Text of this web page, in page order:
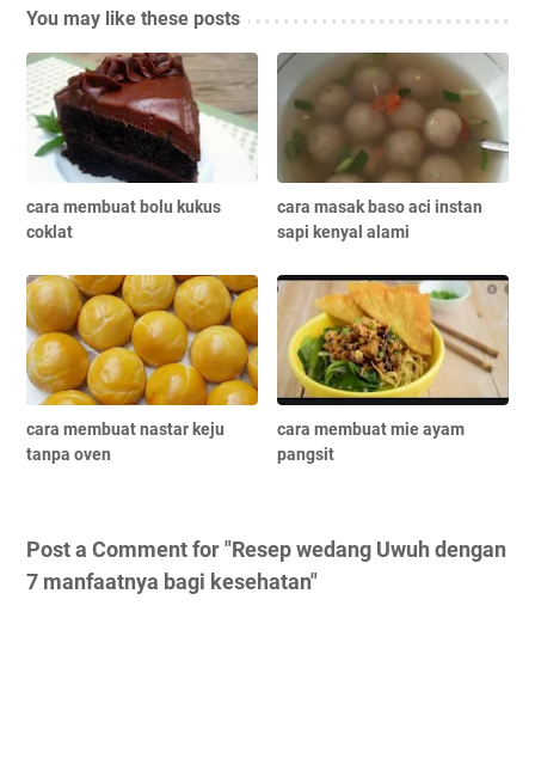
You may like these posts
cara membuat bolu kukus
coklat
cara masak baso aci instan
sapi kenyal alami
cara membuat nastar keju
tanpa oven
cara membuat mie ayam
pangsit
Post a Comment for "Resep wedang Uwuh dengan
7 manfaatnya bagi kesehatan"